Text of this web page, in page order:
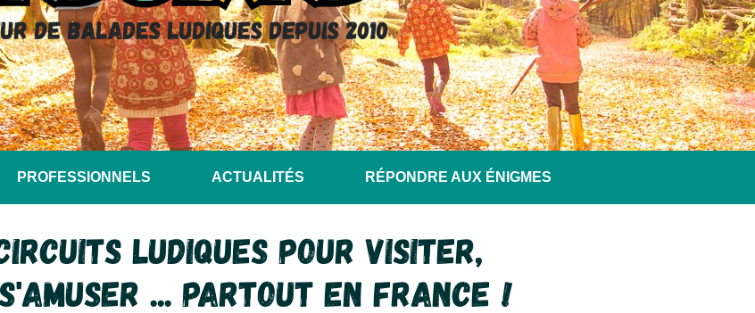
de balades ludiques depuis 2010
PROFESSIONNELS ACTUALITÉS RÉPONDRE AUX ÉNIGMES
ludiques pour visiter,
... partout en FRANCE !